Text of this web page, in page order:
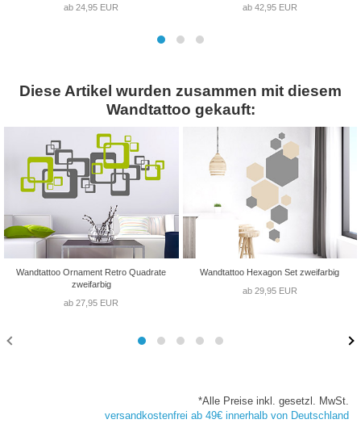
ab 24,95 EUR
ab 42,95 EUR
Diese Artikel wurden zusammen mit diesem
Wandtattoo gekauft:
Wandtattoo Ornament Retro Quadrate
zweifarbig
ab 27,95 EUR
Wandtattoo Hexagon Set zweifarbig
ab 29,95 EUR
*Alle Preise inkl. gesetzl. MwSt.
versandkostenfrei ab 49€ innerhalb von Deutschland